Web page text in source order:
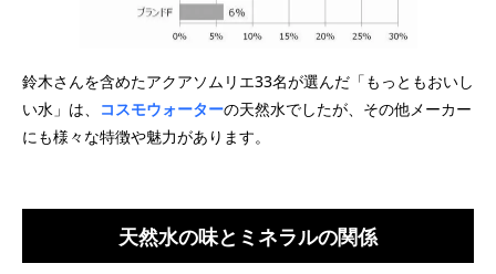
鈴木さんを含めたアクアソムリエ33名が選んだ「もっともおいし
い水」は、
コスモウォーターの天然水でしたが、その他メーカー
にも様々な特徴や魅力があります。
天然水の味とミネラルの関係